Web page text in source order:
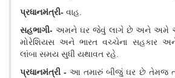
પ્રધાનમંત્રી- વાહ.
સહભાગી- અમને ઘર જેવું લાગે છે અને અમે
મોરેશિયસ અને ભારત વચ્ચેના સહકાર અને
લાંબા સમય સુધી યથાવત રહે.
પ્રધાનમંત્રી- આ તમારું બીજું ઘર છે તેમજ